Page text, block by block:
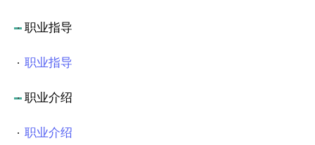
职业指导
职业指导
职业介绍
职业介绍